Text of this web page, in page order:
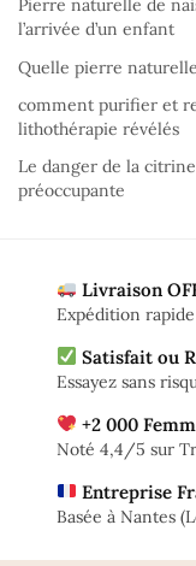
Pierre naturelle de
l’arrivée d’un enfant
Quelle pierre
comment purifier et
lithothérapie révélés
Le danger de la
préoccupante
Livraison
Expédition
Satisfait ou
Essayez sans
+2 000
Noté 4,4/5 sur
Entreprise
Basée à Nantes